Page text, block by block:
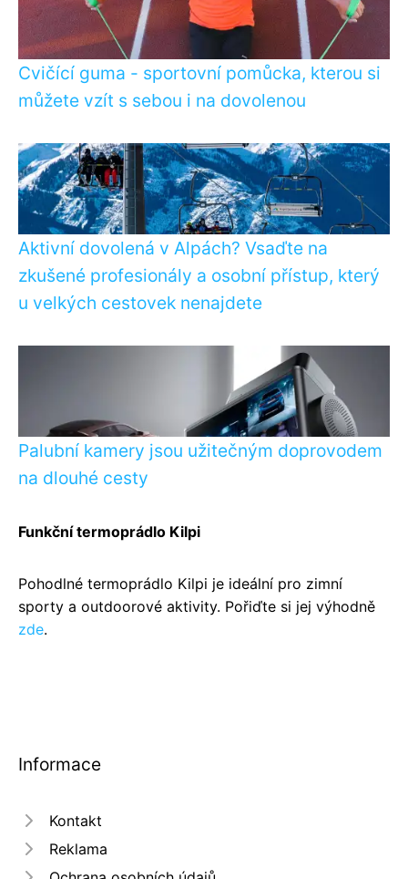
Cvičící guma - sportovní pomůcka, kterou si
můžete vzít s sebou i na dovolenou
Aktivní dovolená v Alpách? Vsaďte na
zkušené profesionály a osobní přístup, který
u velkých cestovek nenajdete
Palubní kamery jsou užitečným doprovodem
na dlouhé cesty
Funkční termoprádlo Kilpi
Pohodlné termoprádlo Kilpi je ideální pro zimní
sporty a outdoorové aktivity. Pořiďte si jej výhodně
zde.
Informace
Kontakt
Reklama